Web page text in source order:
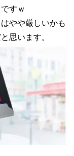
すｗ
やや厳しいかも
思います。